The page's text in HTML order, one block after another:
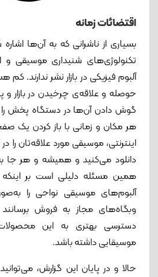
اقتضائات زمانه
بسیاری از ناشرانی که به آن‌ها
تکنولوژی‌های شنیداری موسیقی و
آلبوم فیزیکی در بازار نشر ندارند.
حوصله و علاقه‌ی چرخیدن در بازار و
گوش دادن آن‌ها در دستگاه پخش را
هر مکان و زمانی با باز کردن یک
اینترنتی، موسیقی مورد علاقه‌تان
دانلود می‌کنید و همیشه و هر جا
همین مسئله دلیلی است بر اینکه
آلبوم‌های موسیقی نواحی را
وبگاه‌های مجاز به فروش
دسترسی بهتری به این
موسیقایی داشته باشد.
حالا و در پایان این گزارش،